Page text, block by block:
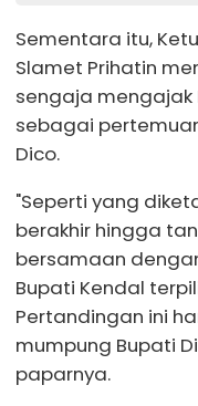
Sementara itu,
Slamet Prihatin
sengaja mengajak
sebagai
Dico.
"Seperti yang
berakhir hingga
bersamaan
Bupati Kendal
Pertandingan ini
mumpung Bupati
paparnya.